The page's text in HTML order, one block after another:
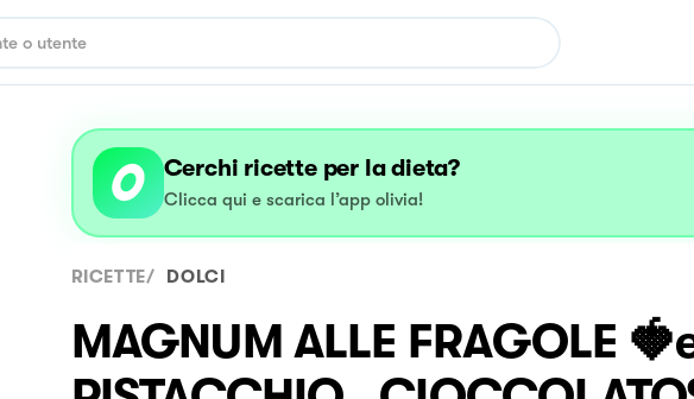
Cerchi ricette per la dieta?
Clicca qui e scarica l’app olivia!
RICETTE/ DOLCI
MAGNUM ALLE FRAGOLE